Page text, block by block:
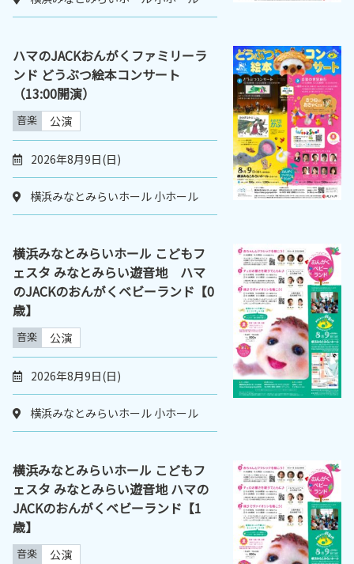
ハマのJACKおんがくファミリーラ
ンド どうぶつ絵本コンサート
（13:00開演）
音楽 公演
2026年8月9日(日)
横浜みなとみらいホール 小ホール
横浜みなとみらいホール こどもフ
ェスタ みなとみらい遊音地 ハマ
のJACKのおんがくベビーランド【0
歳】
音楽 公演
2026年8月9日(日)
横浜みなとみらいホール 小ホール
横浜みなとみらいホール こどもフ
ェスタ みなとみらい遊音地 ハマの
JACKのおんがくベビーランド【1
歳】
音楽 公演